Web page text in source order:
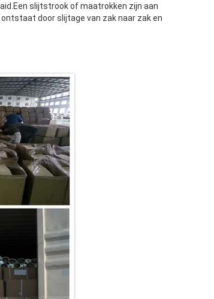
slijtstrook of maatrokken zijn aan
door slijtage van zak naar zak en